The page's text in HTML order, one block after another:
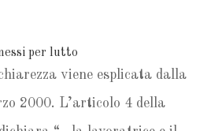
per lutto
viene esplicata dalla
2000. L’articolo 4 della